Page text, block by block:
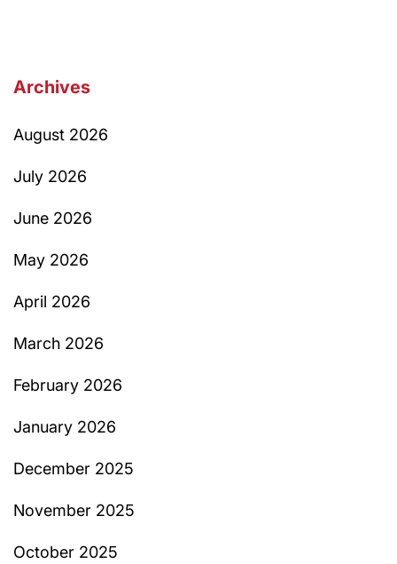
Archives
August 2026
July 2026
June 2026
May 2026
April 2026
March 2026
February 2026
January 2026
December 2025
November 2025
October 2025